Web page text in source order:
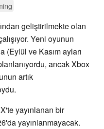
geliştirilmekte olan
Yeni oyunun
(Eylül ve Kasım ayları
ancak Xbox
artık
yayınlanan bir
yayınlanmayacak.